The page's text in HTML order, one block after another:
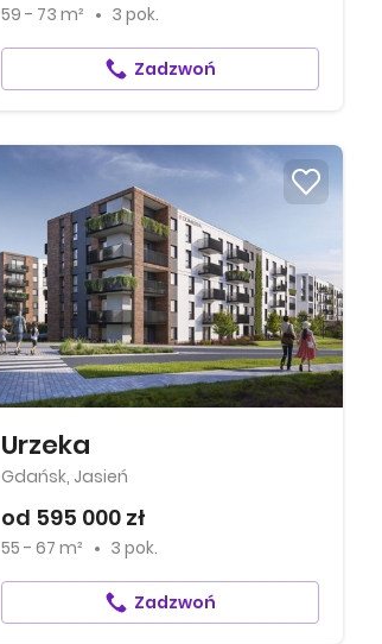
59 - 73 m² 3 pok.
Zadzwoń
Urzeka
Gdańsk, Jasień
od 595 000 zł
55 - 67 m² 3 pok.
Zadzwoń